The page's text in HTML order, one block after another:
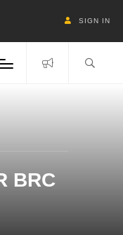
SIGN IN
BRC